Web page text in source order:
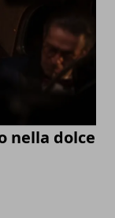
nella dolce